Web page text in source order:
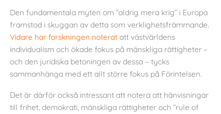
Den fundamentala myten om ”aldrig mera krig” i Europa
framstod i skuggan av detta som verklighetsfrämmande.
Vidare har forskningen noterat att västvärldens
individualism och ökade fokus på mänskliga rättigheter –
och den juridiska betoningen av dessa – tycks
sammanhänga med ett allt större fokus på Förintelsen.
Det är därför också intressant att notera att hänvisningar
till frihet, demokrati, mänskliga rättigheter och ”rule of